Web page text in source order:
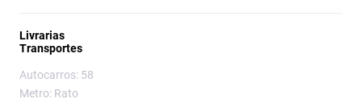
Livrarias
Transportes
Autocarros: 58
Metro: Rato